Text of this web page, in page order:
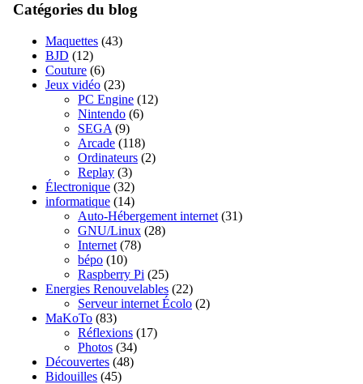
Catégories du blog
Maquettes (43)
BJD (12)
Couture (6)
Jeux vidéo (23)
PC Engine (12)
Nintendo (6)
SEGA (9)
Arcade (118)
Ordinateurs (2)
Replay (3)
Électronique (32)
informatique (14)
Auto-Hébergement internet (31)
GNU/Linux (28)
Internet (78)
bépo (10)
Raspberry Pi (25)
Energies Renouvelables (22)
Serveur internet Écolo (2)
MaKoTo (83)
Réflexions (17)
Photos (34)
Découvertes (48)
Bidouilles (45)